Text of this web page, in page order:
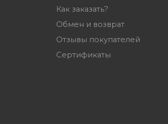
Как заказать?
Обмен и возврат
Отзывы покупателей
Сертификаты